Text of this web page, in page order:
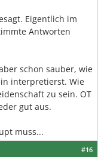
Eigentlich im
Antworten
schon sauber, wie
interpretierst. Wie
zu sein. OT
gut aus.
muss...
#16